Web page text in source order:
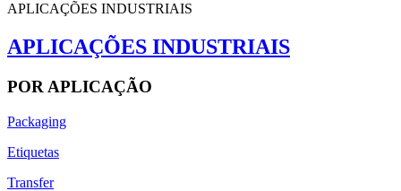
APLICAÇÕES INDUSTRIAIS
APLICAÇÕES INDUSTRIAIS
POR APLICAÇÃO
Packaging
Etiquetas
Transfer